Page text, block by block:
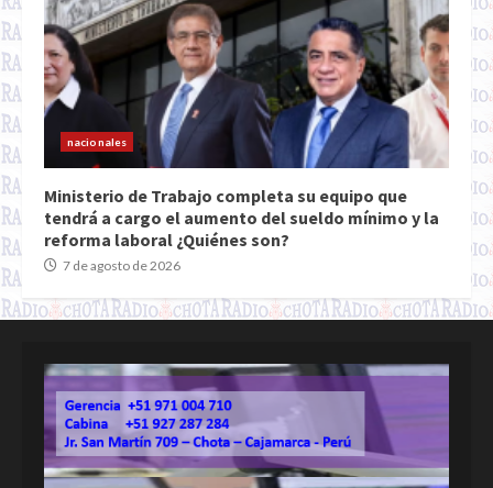
nacionales
Ministerio de Trabajo completa su equipo que
tendrá a cargo el aumento del sueldo mínimo y la
reforma laboral ¿Quiénes son?
7 de agosto de 2026